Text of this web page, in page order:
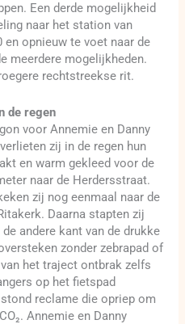
Een derde mogelijkheid
naar het station van
en opnieuw te voet naar de
meerdere mogelijkheden.
rechtstreekse rit.
de regen
voor Annemie en Danny
zij in de regen hun
en warm gekleed voor de
naar de Herdersstraat.
zij nog eenmaal naar de
Daarna stapten zij
andere kant van de drukke
zonder zebrapad of
het traject ontbrak zelfs
op het fietspad
reclame die opriep om
Annemie en Danny